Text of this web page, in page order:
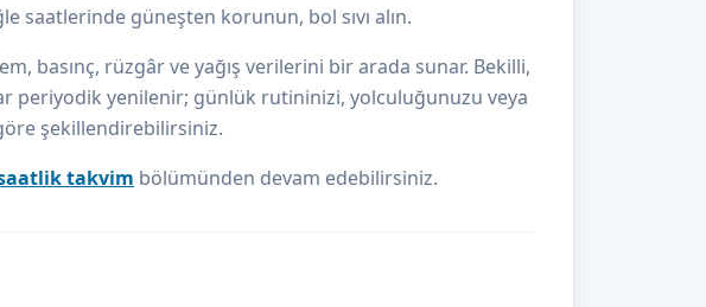
saatlerinde güneşten korunun, bol sıvı alın.
basınç, rüzgâr ve yağış verilerini bir arada sunar. Bekilli,
periyodik yenilenir; günlük rutininizi, yolculuğunuzu veya
şekillendirebilirsiniz.
takvim bölümünden devam edebilirsiniz.